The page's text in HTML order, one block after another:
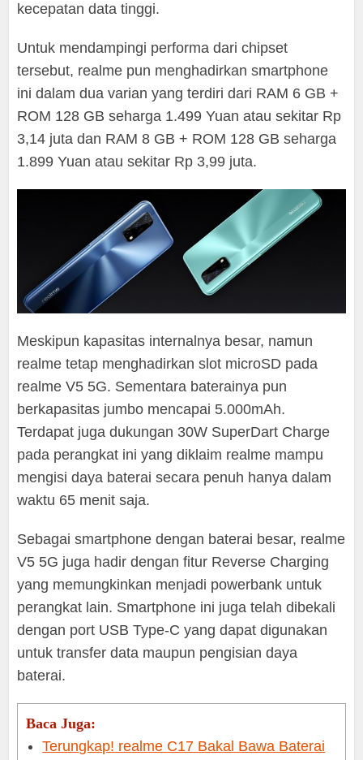
kecepatan data tinggi.
Untuk mendampingi performa dari chipset
tersebut, realme pun menghadirkan smartphone
ini dalam dua varian yang terdiri dari RAM 6 GB +
ROM 128 GB seharga 1.499 Yuan atau sekitar Rp
3,14 juta dan RAM 8 GB + ROM 128 GB seharga
1.899 Yuan atau sekitar Rp 3,99 juta.
Meskipun kapasitas internalnya besar, namun
realme tetap menghadirkan slot microSD pada
realme V5 5G. Sementara baterainya pun
berkapasitas jumbo mencapai 5.000mAh.
Terdapat juga dukungan 30W SuperDart Charge
pada perangkat ini yang diklaim realme mampu
mengisi daya baterai secara penuh hanya dalam
waktu 65 menit saja.
Sebagai smartphone dengan baterai besar, realme
V5 5G juga hadir dengan fitur Reverse Charging
yang memungkinkan menjadi powerbank untuk
perangkat lain. Smartphone ini juga telah dibekali
dengan port USB Type-C yang dapat digunakan
untuk transfer data maupun pengisian daya
baterai.
Baca Juga:
Terungkap! realme C17 Bakal Bawa Baterai